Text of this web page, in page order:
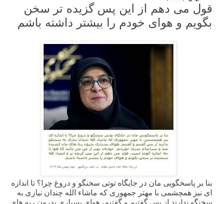
قول می دهم از این پس گزیده تر سخن
بگویم و هوای خودم را بیشتر داشته باشم
بنا بر پاسخگویی مان در جایگاه توتی سخنگو و دروغ چرا؟ تا اندازه
ای نیز همچشمی با مهتر جمهوری که ماشاء الله چندان نیازی به
سخنگو ندارند از بس گفتیم و گفتیم، هوای بسیاری بدرون ریه های